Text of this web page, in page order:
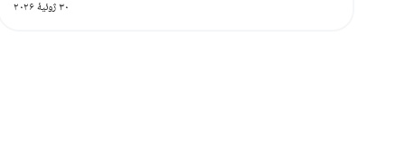
۳۰ ژوئیهٔ ۲۰۲۶